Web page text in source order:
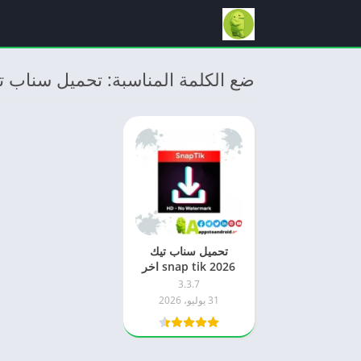
ضع الكلمة المناسبة: تحميل سناب
تحميل سناب تيك
snap tik 2026 اخر
3.3.7
31 يوليو، 2026